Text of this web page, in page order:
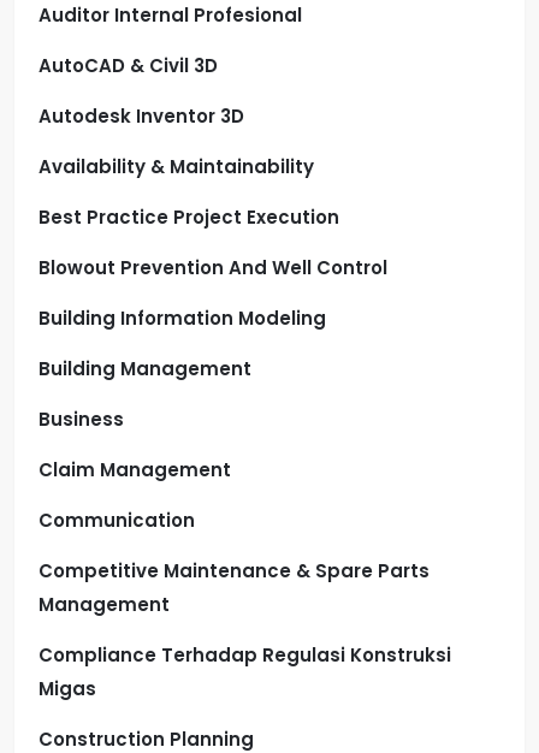
Auditor Internal Profesional
AutoCAD & Civil 3D
Autodesk Inventor 3D
Availability & Maintainability
Best Practice Project Execution
Blowout Prevention And Well Control
Building Information Modeling
Building Management
Business
Claim Management
Communication
Competitive Maintenance & Spare Parts
Management
Compliance Terhadap Regulasi Konstruksi
Migas
Construction Planning